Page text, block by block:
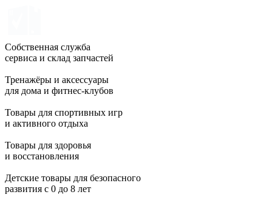
Собственная служба
сервиса и склад запчастей
Тренажёры и аксессуары
для дома и фитнес-клубов
Товары для спортивных игр
и активного отдыха
Товары для здоровья
и восстановления
Детские товары для безопасного
развития с 0 до 8 лет